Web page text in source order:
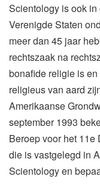
Scientology is ook
Verenigde Staten
meer dan 45 jaar
rechtszaak na
bonafide religie is
religieus van aard
Amerikaanse
september 1993
Beroep voor het
die is vastgelegd in
Scientology en